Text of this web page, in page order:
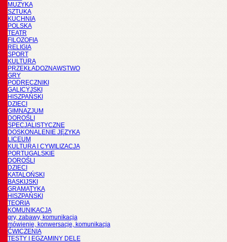
MUZYKA
SZTUKA
KUCHNIA
POLSKA
TEATR
FILOZOFIA
RELIGIA
SPORT
KULTURA
PRZEKŁADOZNAWSTWO
GRY
PODRĘCZNIKI
GALICYJSKI
HISZPAŃSKI
DZIECI
GIMNAZJUM
DOROŚLI
SPECJALISTYCZNE
DOSKONALENIE JĘZYKA
LICEUM
KULTURA I CYWILIZACJA
PORTUGALSKIE
DOROŚLI
DZIECI
KATALOŃSKI
BASKIJSKI
GRAMATYKA
HISZPAŃSKI
TEORIA
KOMUNIKACJA
gry, zabawy, komunikacja
mówienie, konwersacje, komunikacja
ĆWICZENIA
TESTY I EGZAMINY DELE